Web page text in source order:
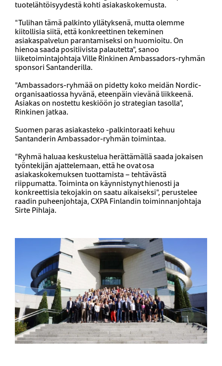
tuotelähtöisyydestä kohti asiakaskokemusta.
"Tulihan tämä palkinto yllätyksenä, mutta olemme
kiitollisia siitä, että konkreettinen tekeminen
asiakaspalvelun parantamiseksi on huomioitu. On
hienoa saada positiivista palautetta", sanoo
liiketoimintajohtaja Ville Rinkinen Ambassadors-ryhmän
sponsori Santanderilla.
"Ambassadors-ryhmää on pidetty koko meidän Nordic-
organisaatiossa hyvänä, eteenpäin vievänä liikkeenä.
Asiakas on nostettu keskiöön jo strategian tasolla",
Rinkinen jatkaa.
Suomen paras asiakasteko -palkintoraati kehuu
Santanderin Ambassador-ryhmän toimintaa.
"Ryhmä haluaa keskustelua herättämällä saada jokaisen
työntekijän ajattelemaan, että he ovat osa
asiakaskokemuksen tuottamista – tehtävästä
riippumatta. Toiminta on käynnistynyt hienosti ja
konkreettisia tekojakin on saatu aikaiseksi", perustelee
raadin puheenjohtaja, CXPA Finlandin toiminnanjohtaja
Sirte Pihlaja.